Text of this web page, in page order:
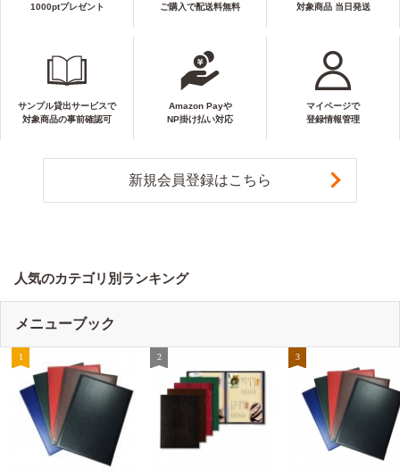
1000ptプレゼント
ご購入で配送料無料
対象商品 当日発送
サンプル貸出サービスで
対象商品の事前確認可
Amazon Payや
NP掛け払い対応
マイページで
登録情報管理
新規会員登録はこちら
人気のカテゴリ別ランキング
メニューブック